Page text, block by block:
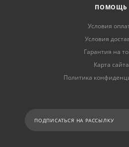
ПОМОЩЬ
Условия
Условия
Гарантия на
Карта сайта
Политика
ПОДПИСАТЬСЯ НА РАССЫЛКУ